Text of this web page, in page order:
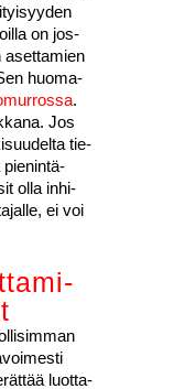
on jos­
aset­ta­mien
huo­ma­
.
Jos
tie­
pie­nin­tä­
olla inhi­
ei voi
luot­ta­